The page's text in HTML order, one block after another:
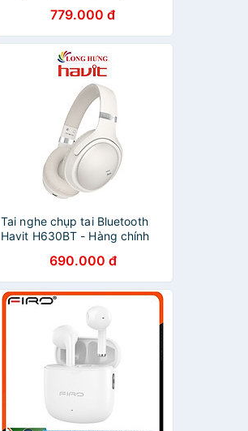
779.000 đ
Tai nghe chụp tai Bluetooth
Havit H630BT - Hàng chính
690.000 đ